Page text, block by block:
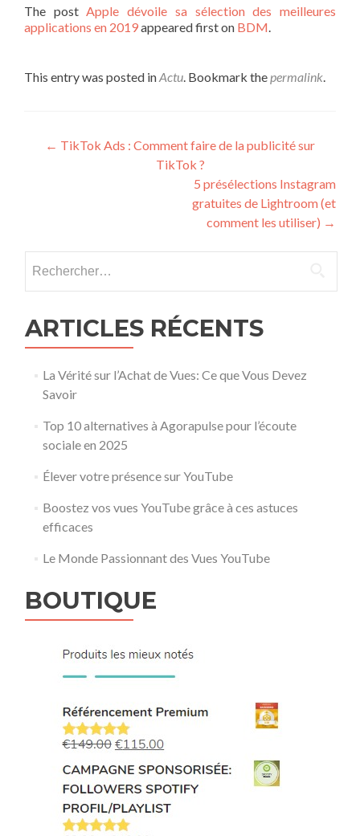
The postApple dévoile sa sélection des meilleures
applications en 2019appeared first on BDM.
This entry was posted inActu. Bookmark thepermalink.
Post navigation
← TikTok Ads : Comment faire de la publicité sur
TikTok ?
5 présélections Instagram
gratuites de Lightroom (et
comment les utiliser) →
ARTICLES RÉCENTS
La Vérité sur l’Achat de Vues: Ce que Vous Devez
Savoir
Top 10 alternatives à Agorapulse pour l’écoute
sociale en 2025
Élever votre présence sur YouTube
Boostez vos vues YouTube grâce à ces astuces
efficaces
Le Monde Passionnant des Vues YouTube
BOUTIQUE